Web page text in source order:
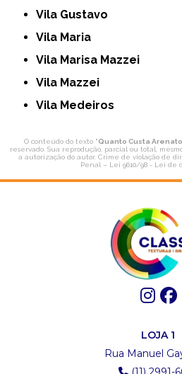
Vila Gustavo
Vila Maria
Vila Marisa Mazzei
Vila Mazzei
Vila Medeiros
O conteúdo do texto "Quanto Custa
reservado. Sua reprodução, parcial ou total,
a autorização do autor. Crime de violação de
Penal – Lei 9610/98 - Lei de
LOJA 1
Rua Manuel